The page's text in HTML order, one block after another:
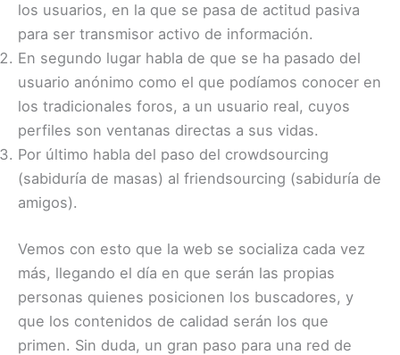
los usuarios, en la que se pasa de actitud pasiva
para ser transmisor activo de información.
En segundo lugar habla de que se ha pasado del
usuario anónimo como el que podíamos conocer en
los tradicionales foros, a un usuario real, cuyos
perfiles son ventanas directas a sus vidas.
Por último habla del paso del crowdsourcing
(sabiduría de masas) al friendsourcing (sabiduría de
amigos).
Vemos con esto que la web se socializa cada vez
más, llegando el día en que serán las propias
personas quienes posicionen los buscadores, y
que los contenidos de calidad serán los que
primen. Sin duda, un gran paso para una red de